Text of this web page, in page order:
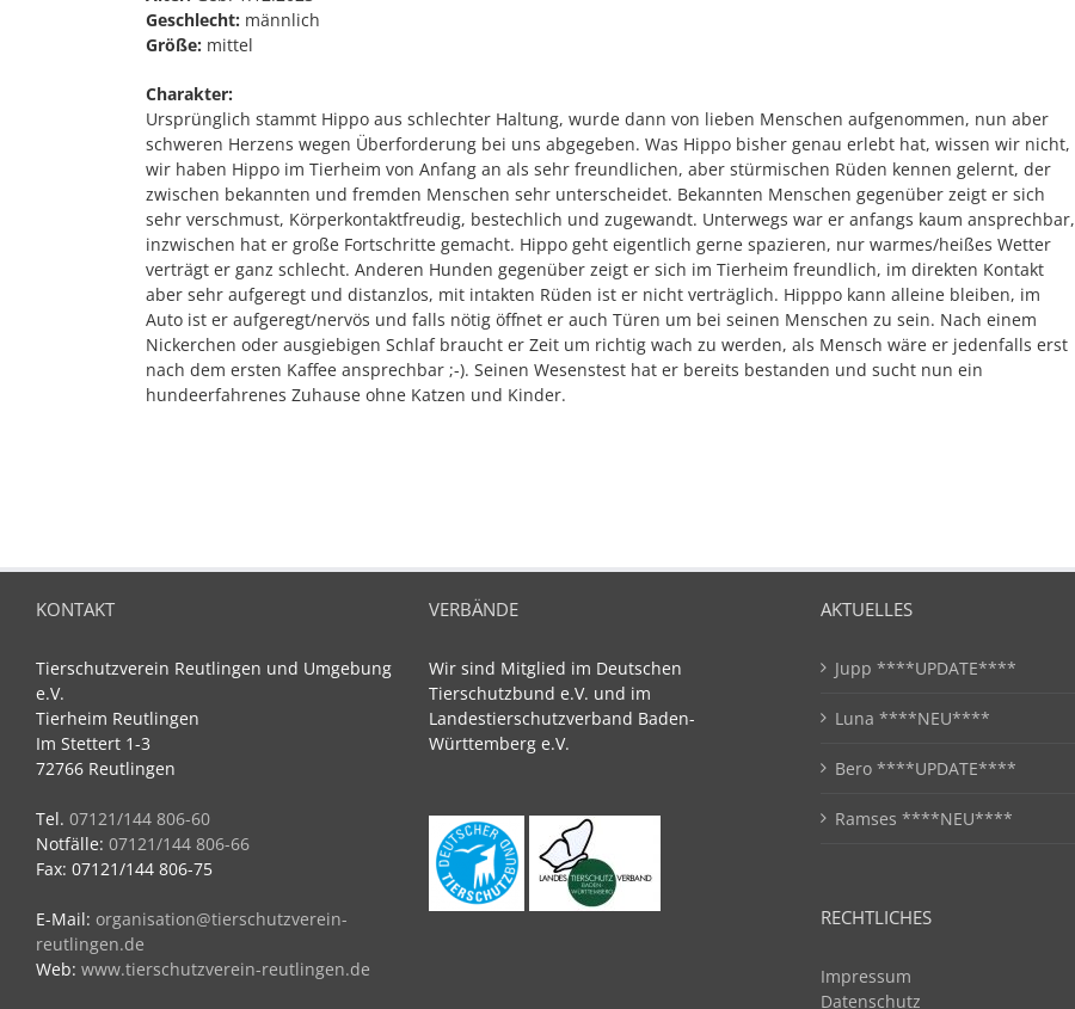
Geschlecht: männlich
Größe: mittel
Charakter:
Ursprünglich stammt Hippo aus schlechter Haltung, wurde dann von lieben Menschen aufgenommen, nun aber
schweren Herzens wegen Überforderung bei uns abgegeben. Was Hippo bisher genau erlebt hat, wissen wir nicht,
wir haben Hippo im Tierheim von Anfang an als sehr freundlichen, aber stürmischen Rüden kennen gelernt, der
zwischen bekannten und fremden Menschen sehr unterscheidet. Bekannten Menschen gegenüber zeigt er sich
sehr verschmust, Körperkontaktfreudig, bestechlich und zugewandt. Unterwegs war er anfangs kaum ansprechbar,
inzwischen hat er große Fortschritte gemacht. Hippo geht eigentlich gerne spazieren, nur warmes/heißes Wetter
verträgt er ganz schlecht. Anderen Hunden gegenüber zeigt er sich im Tierheim freundlich, im direkten Kontakt
aber sehr aufgeregt und distanzlos, mit intakten Rüden ist er nicht verträglich. Hipppo kann alleine bleiben, im
Auto ist er aufgeregt/nervös und falls nötig öffnet er auch Türen um bei seinen Menschen zu sein. Nach einem
Nickerchen oder ausgiebigen Schlaf braucht er Zeit um richtig wach zu werden, als Mensch wäre er jedenfalls erst
nach dem ersten Kaffee ansprechbar ;-). Seinen Wesenstest hat er bereits bestanden und sucht nun ein
hundeerfahrenes Zuhause ohne Katzen und Kinder.
KONTAKT
Tierschutzverein Reutlingen und Umgebung
e.V.
Tierheim Reutlingen
Im Stettert 1-3
72766 Reutlingen
Tel. 07121/144 806-60
Notfälle: 07121/144 806-66
Fax: 07121/144 806-75
E-Mail: organisation@tierschutzverein-
reutlingen.de
Web: www.tierschutzverein-reutlingen.de
VERBÄNDE
Wir sind Mitglied im Deutschen
Tierschutzbund e.V. und im
Landestierschutzverband Baden-
Württemberg e.V.
AKTUELLES
Jupp ****UPDATE****
Luna ****NEU****
Bero ****UPDATE****
Ramses ****NEU****
RECHTLICHES
Impressum
Datenschutz